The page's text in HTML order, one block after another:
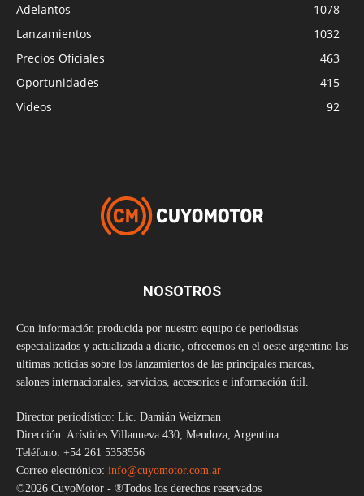
Adelantos
1078
Lanzamientos
1032
Precios Oficiales
463
Oportunidades
415
Videos
92
NOSOTROS
Con información producida por nuestro equipo de periodistas
especializados y actualizada a diario, ofrecemos en el oeste argentino las
últimas noticias sobre los lanzamientos de las principales marcas,
salones internacionales, servicios, accesorios e información útil.
Director periodístico: Lic. Damián Weizman
Dirección: Arístides Villanueva 430, Mendoza, Argentina
Teléfono: +54 261 5358556
Correo electrónico: info@cuyomotor.com.ar
©2026 CuyoMotor - ®Todos los derechos reservados